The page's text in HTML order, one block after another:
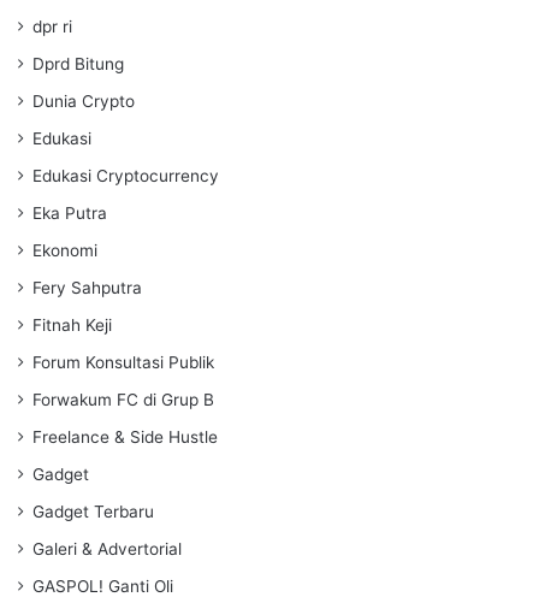
dpr ri
Dprd Bitung
Dunia Crypto
Edukasi
Edukasi Cryptocurrency
Eka Putra
Ekonomi
Fery Sahputra
Fitnah Keji
Forum Konsultasi Publik
Forwakum FC di Grup B
Freelance & Side Hustle
Gadget
Gadget Terbaru
Galeri & Advertorial
GASPOL! Ganti Oli